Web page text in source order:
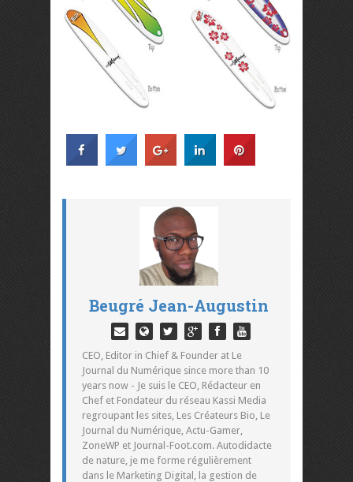
Beugré Jean-Augustin
CEO, Editor in Chief & Founder at Le
Journal du Numérique since more than 10
years now - Je suis le CEO, Rédacteur en
Chef et Fondateur du réseau Kassi Media
regroupant les sites, Les Créateurs Bio, Le
Journal du Numérique, Actu-Gamer,
ZoneWP et Journal-Foot.com. Autodidacte
de nature, je me forme régulièrement
dans le Marketing Digital, la gestion de